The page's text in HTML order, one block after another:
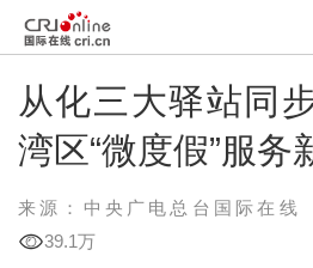
从化三大驿站同
湾区“微度假”服务
来源：中央广电总台国际在线
39.1万